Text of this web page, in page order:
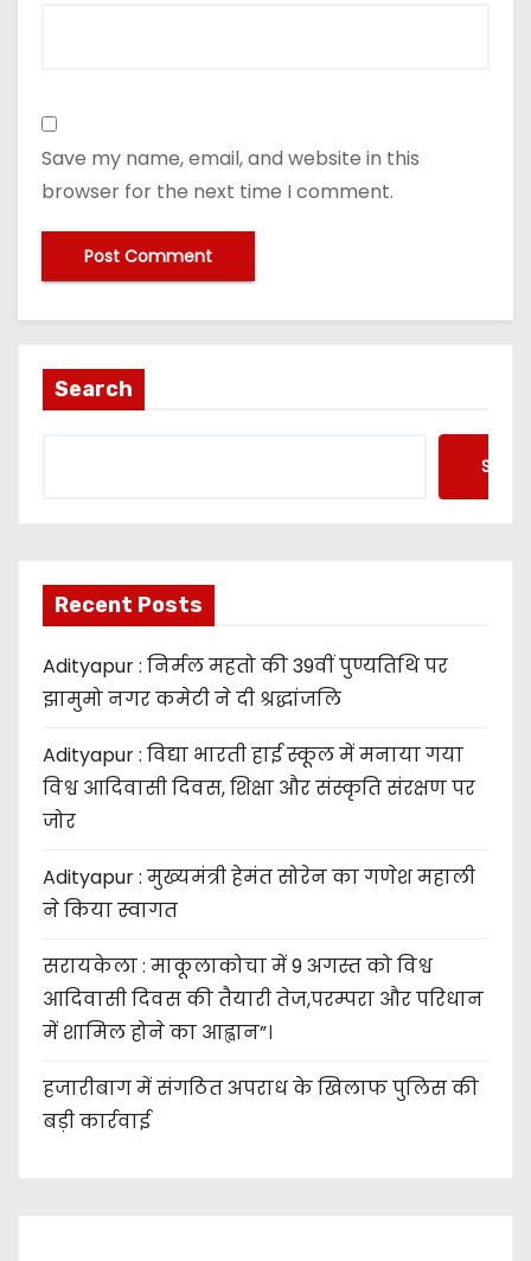
Save my name, email, and website in this
browser for the next time I comment.
Search
Recent Posts
Adityapur : निर्मल महतो की 39वीं पुण्यतिथि पर
झामुमो नगर कमेटी ने दी श्रद्धांजलि
Adityapur : विद्या भारती हाई स्कूल में मनाया गया
विश्व आदिवासी दिवस, शिक्षा और संस्कृति संरक्षण पर
जोर
Adityapur : मुख्यमंत्री हेमंत सोरेन का गणेश महाली
ने किया स्वागत
सरायकेला : माकूलाकोचा में 9 अगस्त को विश्व
आदिवासी दिवस की तैयारी तेज,परम्परा और परिधान
में शामिल होने का आह्वान”।
हजारीबाग में संगठित अपराध के खिलाफ पुलिस की
बड़ी कार्रवाई